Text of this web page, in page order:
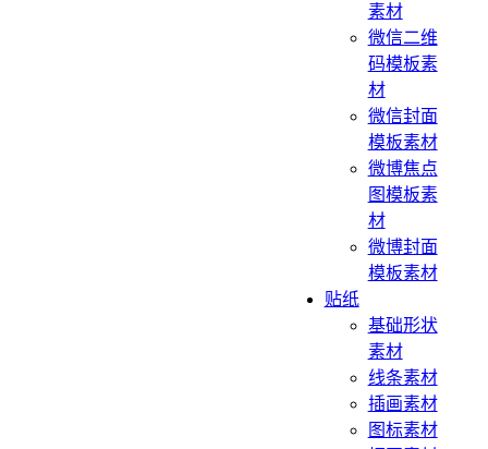
素材
微信二维
码模板素
材
微信封面
模板素材
微博焦点
图模板素
材
微博封面
模板素材
贴纸
基础形状
素材
线条素材
插画素材
图标素材